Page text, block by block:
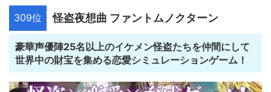
309位 怪盗夜想曲 ファントムノクターン
豪華声優陣25名以上のイケメン怪盗たちを仲間にして
世界中の財宝を集める恋愛シミュレーションゲーム！